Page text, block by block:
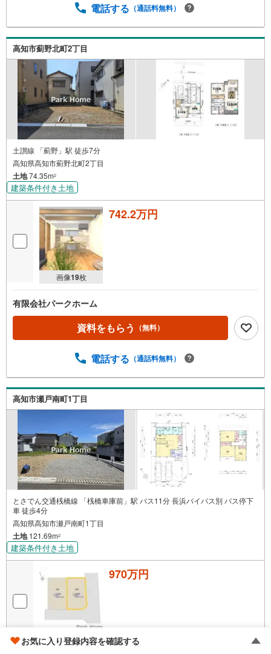
電話する （通話料無料）
高知市薊野北町2丁目
土讃線 「薊野」駅 徒歩7分
高知県高知市薊野北町2丁目
土地74.35m2
建築条件付き土地
画像19枚
742.2万円
有限会社パークホーム
資料をもらう （無料）
電話する （通話料無料）
高知市瀬戸南町1丁目
とさでん交通桟橋線 「桟橋車庫前」駅 バス11分 長浜バイパス別 バス停下
車 徒歩4分
高知県高知市瀬戸南町1丁目
土地121.69m2
建築条件付き土地
画像18枚
970万円
お気に入り登録内容を確認する